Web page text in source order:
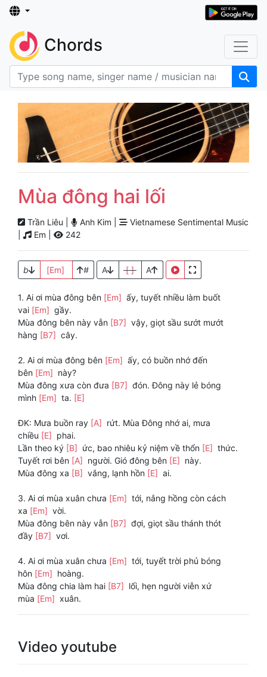
Chords
Mùa đông hai lối
Trần Liêu | Anh Kim |
Vietnamese Sentimental Music
Em | 242
b [Em] # A [ ] A
1. Ai ơi mùa đông bên [Em] ấy, tuyết nhiều làm buốt
vai [Em] gầy.
Mùa đông bên này vẫn [B7] vậy, giọt sầu sướt mướt
hàng [B7] cây.
2. Ai ơi mùa đông bên [Em] ấy, có buồn nhớ đến
bên [Em] này?
Mùa đông xưa còn đưa [B7] đón. Đông này lẻ bóng
mình [Em] ta. [E]
ĐK: Mưa buồn ray [A] rứt. Mùa Đông nhớ ai, mưa
chiều [E] phai.
Lần theo ký [B] ức, bao nhiêu kỷ niệm về thổn [E] thức.
Tuyết rơi bên [A] người. Gió đông bên [E] này.
Mùa đông xa [B] vắng, lạnh hồn [E] ai.
3. Ai ơi mùa xuân chưa [Em] tới, nắng hồng còn cách
xa [Em] vời.
Mùa đông bên này vẫn [B7] đợi, giọt sầu thánh thót
đầy [B7] vơi.
4. Ai ơi mùa xuân chưa [Em] tới, tuyết trời phủ bóng
hôn [Em] hoàng.
Mùa đông chia làm hai [B7] lối, hẹn người viễn xứ
mùa [Em] xuân.
Video youtube